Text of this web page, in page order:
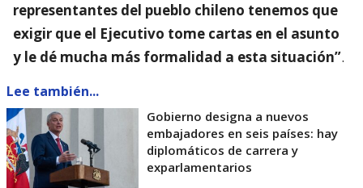
representantes del pueblo chileno tenemos que
exigir que el Ejecutivo tome cartas en el asunto
y le dé mucha más formalidad a esta situación”.
Lee también...
Gobierno designa a nuevos
embajadores en seis países: hay
diplomáticos de carrera y
exparlamentarios